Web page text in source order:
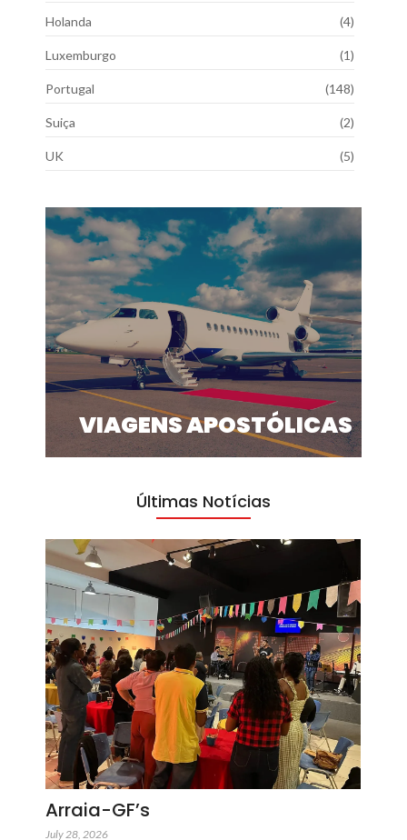
Holanda (4)
Luxemburgo (1)
Portugal (148)
Suiça (2)
UK (5)
VIAGENS APOSTÓLICAS
Últimas Notícias
Arraia-GF’s
July 28, 2026